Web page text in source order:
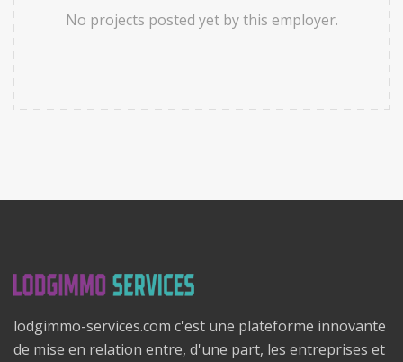
No projects posted yet by this employer.
lodgimmo-services.com c'est une plateforme innovante
de mise en relation entre, d'une part, les entreprises et